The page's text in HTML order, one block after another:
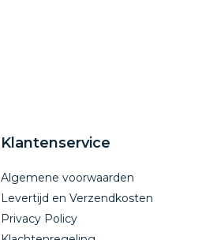
Klantenservice
Algemene voorwaarden
Levertijd en Verzendkosten
Privacy Policy